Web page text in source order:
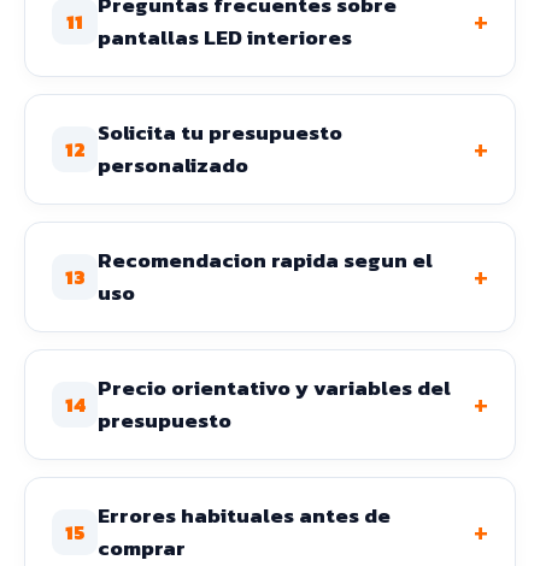
11
pantallas LED interiores
+
12
Solicita tu presupuesto
personalizado
+
13
Recomendacion rapida segun el
uso
+
14
Precio orientativo y variables del
presupuesto
+
15
Errores habituales antes de
comprar
+